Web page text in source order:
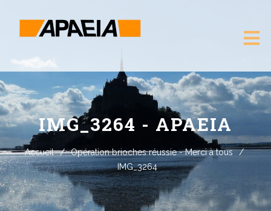
IMG_3264 - APAEIA
Accueil / Opération brioches réussie - Merci à tous
/
IMG_3264